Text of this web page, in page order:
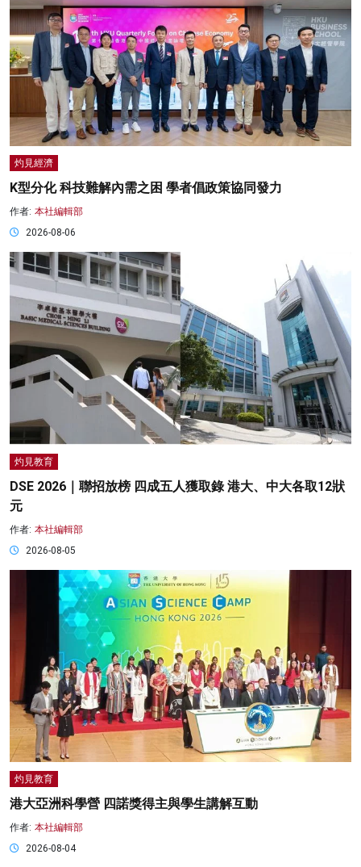
灼見經濟
K型分化 科技難解內需之困 學者倡政策協同發力
作者: 本社編輯部
2026-08-06
灼見教育
DSE 2026｜聯招放榜 四成五人獲取錄 港大、中大各取12狀
元
作者: 本社編輯部
2026-08-05
灼見教育
港大亞洲科學營 四諾獎得主與學生講解互動
作者: 本社編輯部
2026-08-04